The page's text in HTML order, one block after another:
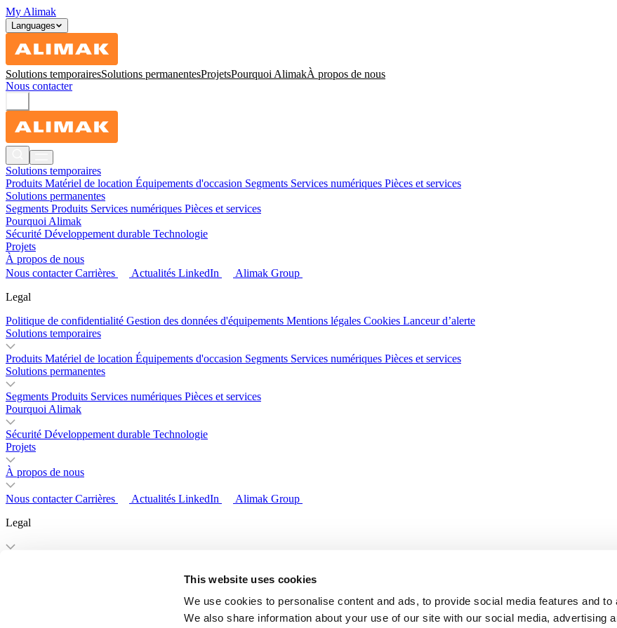
This website uses cookies
We use cookies to personalise content and ads, to provide social media features and to
We also share information about your use of our site with our social media, advertising
My Alimak
Languages
Solutions temporairesSolutions permanentesProjetsPourquoi AlimakÀ propos de nous
Nous contacter
Solutions temporaires
Produits Matériel de location Équipements d'occasion Segments Services numériques Pièces et services
Solutions permanentes
Segments Produits Services numériques Pièces et services
Pourquoi Alimak
Sécurité Développement durable Technologie
Projets
À propos de nous
Nous contacter Carrières Actualités LinkedIn
Alimak Group
Legal
Politique de confidentialité Gestion des données d'équipements Mentions légales Cookies Lanceur d’alerte
Solutions temporaires
Produits Matériel de location Équipements d'occasion Segments Services numériques Pièces et services
Solutions permanentes
Segments Produits Services numériques Pièces et services
Pourquoi Alimak
Sécurité Développement durable Technologie
Projets
À propos de nous
Nous contacter Carrières Actualités LinkedIn
Alimak Group
Legal
Copyright © 2026 Alimak Group. All rights reserved.